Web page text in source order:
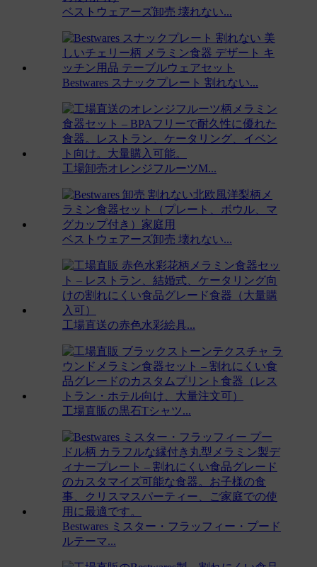
ベストウェアーズ卸売 壊れない...
Bestwares スナックプレート 割れない...
工場卸売オレンジフルーツM...
ベストウェアーズ卸売 壊れない...
工場直送の赤色水彩絵具...
工場直販の黒石Tシャツ...
Bestwares ミスター・フラッフィー・プード
ルテーマ...